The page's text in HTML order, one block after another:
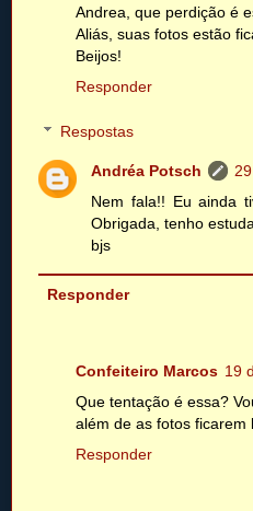
Andrea, que perdição é
Aliás, suas fotos estão
Beijos!
Responder
Respostas
Andréa Potsch
Nem fala!! Eu ainda
Obrigada, tenho
bjs
Responder
Confeiteiro Marcos 19
Que tentação é essa?
além de as fotos ficarem
Responder